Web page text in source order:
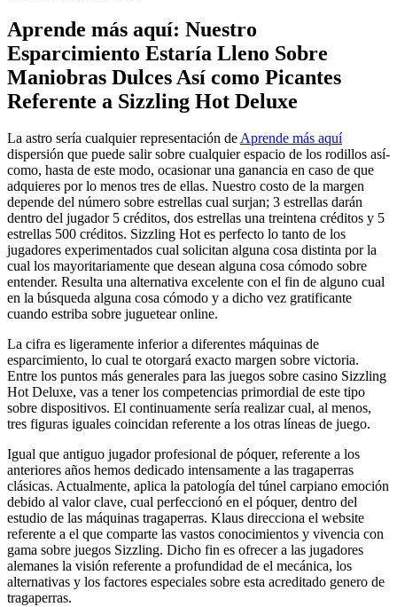
Aprende más aquí: Nuestro
Esparcimiento Estaría Lleno Sobre
Maniobras Dulces Así­ como Picantes
Referente a Sizzling Hot Deluxe
La astro serí­a cualquier representación deAprende más aquí
dispersión que puede salir sobre cualquier espacio de los rodillos así­
como, hasta de este modo, ocasionar una ganancia en caso de que
adquieres por lo menos tres de ellas. Nuestro costo de la margen
depende del número sobre estrellas cual surjan; 3 estrellas darán
dentro del jugador 5 créditos, dos estrellas una treintena créditos y 5
estrellas 500 créditos. Sizzling Hot es perfecto lo tanto de los
jugadores experimentados cual solicitan alguna cosa distinta por la
cual los mayoritariamente que desean alguna cosa cómodo sobre
entender. Resulta una alternativa excelente con el fin de alguno cual
en la búsqueda alguna cosa cómodo y a dicho vez gratificante
cuando estriba sobre juguetear online.
La cifra es ligeramente inferior a diferentes máquinas de
esparcimiento, lo cual te otorgará exacto margen sobre victoria.
Entre los puntos más generales para las juegos sobre casino Sizzling
Hot Deluxe, vas a tener los competencias primordial de este tipo
sobre dispositivos. El continuamente sería realizar cual, al menos,
tres figuras iguales coincidan referente a los otras líneas de juego.
Igual que antiguo jugador profesional de póquer, referente a los
anteriores años hemos dedicado intensamente a las tragaperras
clásicas. Actualmente, aplica la patologí­a del túnel carpiano emoción
debido al valor clave, cual perfeccionó en el póquer, dentro del
estudio de las máquinas tragaperras. Klaus direcciona el website
referente a el que comparte las vastos conocimientos y vivencia con
gama sobre juegos Sizzling. Dicho fin es ofrecer a las jugadores
alemanes la visión referente a profundidad de el mecánica, los
alternativas y los factores especiales sobre esta acreditado genero de
tragaperras.